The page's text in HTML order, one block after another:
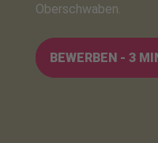
Oberschwaben.
BEWERBEN - 3